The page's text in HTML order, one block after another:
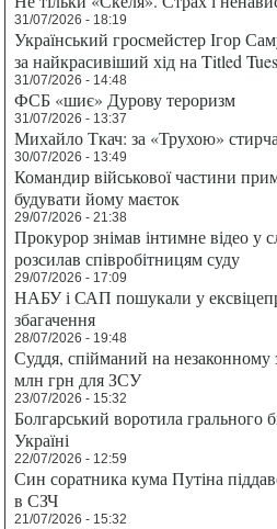
31/07/2026 - 18:19
Український гросмейстер Ігор
за найкрасивіший хід на Titled
31/07/2026 - 14:48
ФСБ «шиє» Дурову тероризм
31/07/2026 - 13:37
Михайло Ткач: за «Трухою»
30/07/2026 - 13:49
Командир військової частини
будувати йому маєток
29/07/2026 - 21:38
Прокурор знімав інтимне відео у
розсилав співробітницям суду
29/07/2026 - 17:09
НАБУ і САП пошукали у
збагачення
28/07/2026 - 19:48
Суддя, спійманий на незаконному
млн грн для ЗСУ
23/07/2026 - 15:32
Болгарський воротила грального
Україні
22/07/2026 - 12:59
Син соратника кума Путіна
в СЗЧ
21/07/2026 - 15:32